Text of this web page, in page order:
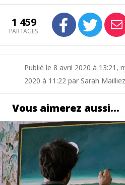
1 459
PARTAGES
Publié le 8 avril 2020 à 13:21,
2020 à 11:22 par Sarah Mailliez
Vous aimerez aussi…